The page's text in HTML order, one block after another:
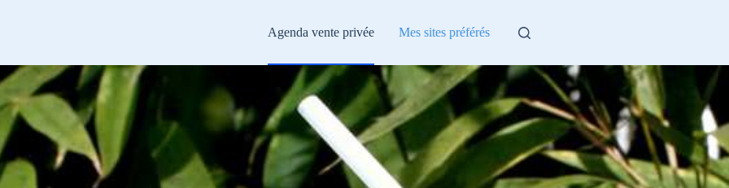
Agenda vente privée Mes sites préférés